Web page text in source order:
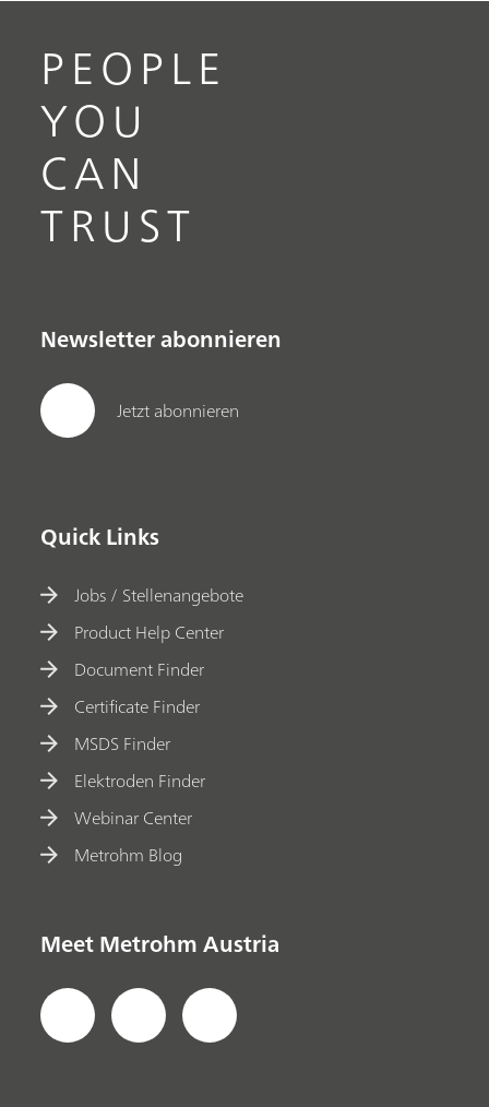
PEOPLE
YOU
CAN
TRUST
Newsletter abonnieren
Jetzt abonnieren
Quick Links
Jobs / Stellenangebote
Product Help Center
Document Finder
Certificate Finder
MSDS Finder
Elektroden Finder
Webinar Center
Metrohm Blog
Meet Metrohm Austria